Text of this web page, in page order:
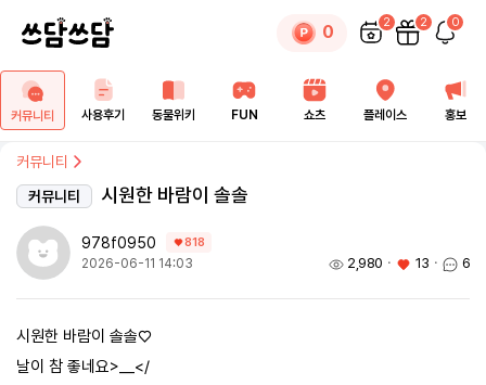
0 2 2 0
커뮤니티 사용후기 동물위키 FUN 쇼츠 플레이스 홍보
커뮤니티
커뮤니티
시원한 바람이 솔솔
978f0950 818
2026-06-11 14:03 2,980 ㆍ 13 ㆍ 6
시원한 바람이 솔솔♡
날이 참 좋네요>__</